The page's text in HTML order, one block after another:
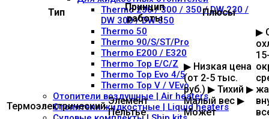
Thermo 230 / 300 / 350 / DW 230 /
DW 300 / DW 350
Thermo 50
Thermo 90/S/ST/Pro
Thermo E200 / E320
Thermo Top E/C/Z
Thermo Top Evo 4/5
Thermo Top V / VEvo
Отопители воздушные | Air heaters
Отопители жидкостные | Liquid heaters
Тип
Принцип
работы
Плюсы
Термоэлектрический Элемент
Пельтье
▶ Низкая цена
(от 2-5 тыс.
руб.) ▶ Тихий ▶
Малый вес ▶
Может
▶